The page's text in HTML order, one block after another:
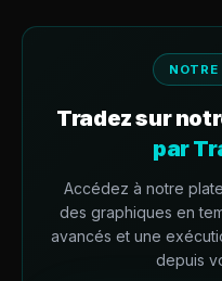
NOTRE
Tradez sur
par
Accédez à notre
des graphiques en
avancés et une
depuis